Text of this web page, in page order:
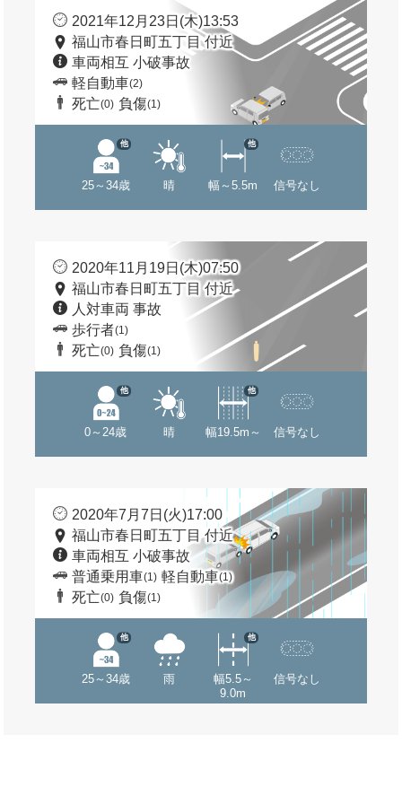
2021年12月23日(木)13:53
福山市春日町五丁目 付近
車両相互 小破事故
軽自動車(2)
死亡(0) 負傷(1)
25～34歳
他
晴 幅～5.5m
他
信号なし
2020年11月19日(木)07:50
福山市春日町五丁目 付近
人対車両 事故
歩行者(1)
死亡(0) 負傷(1)
0～24歳
他
晴 幅19.5m～
他
信号なし
2020年7月7日(火)17:00
福山市春日町五丁目 付近
車両相互 小破事故
普通乗用車(1) 軽自動車(1)
死亡(0) 負傷(1)
25～34歳
他
雨
幅5.5～
9.0m
他
信号なし